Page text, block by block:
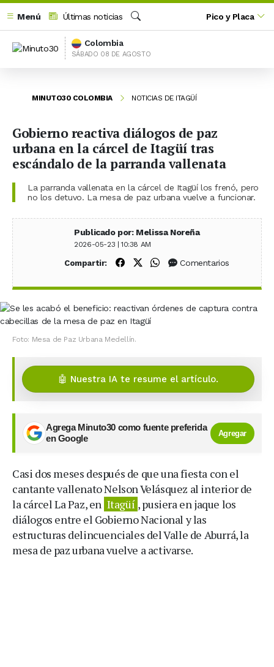
Menú
Últimas noticias
Buscar
Pico y Placa
Colombia
SÁBADO 08 DE AGOSTO
MINUTO30 COLOMBIA NOTICIAS DE ITAGÜÍ
Gobierno reactiva diálogos de paz
urbana en la cárcel de Itagüí tras
escándalo de la parranda vallenata
La parranda vallenata en la cárcel de Itagüí los frenó, pero
no los detuvo. La mesa de paz urbana vuelve a funcionar.
Publicado por: Melissa Noreña
2026-05-23 | 10:38 AM
Compartir: Compartir en Facebook
Compartir en X (Twitter)
Compartir en WhatsApp
Comentarios
Foto: Mesa de Paz Urbana Medellín.
🤖 Nuestra IA te resume el artículo.
Agrega Minuto30 como fuente preferida
en Google
Agregar
Casi dos meses después de que una fiesta con el
cantante vallenato Nelson Velásquez al interior de
la cárcel La Paz, en Itagüí , pusiera en jaque los
diálogos entre el Gobierno Nacional y las
estructuras delincuenciales del Valle de Aburrá, la
mesa de paz urbana vuelve a activarse.